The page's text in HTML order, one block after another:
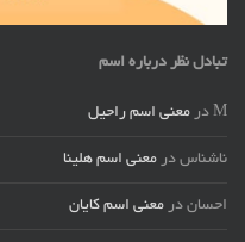
تبادل نظر درباره اسم
M در معنی اسم راحیل
ناشناس در معنی اسم هلینا
احسان در معنی اسم کایان